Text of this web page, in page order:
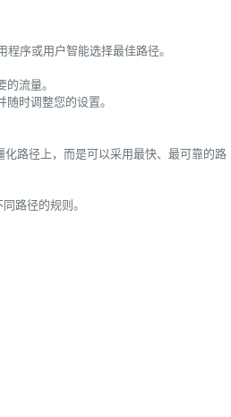
序或用户智能选择最佳路径。
流量。
时调整您的设置。
路径上，而是可以采用最快、最可靠的路
路径的规则。